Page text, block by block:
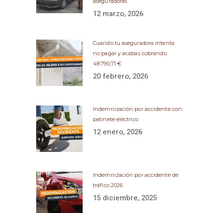
12 marzo, 2026
Cuando tu aseguradora intenta
no pagar y acabas cobrando
48.790,71 €
20 febrero, 2026
Indemnización por accidente con
patinete eléctrico
12 enero, 2026
Indemnización por accidente de
tráfico 2026
15 diciembre, 2025